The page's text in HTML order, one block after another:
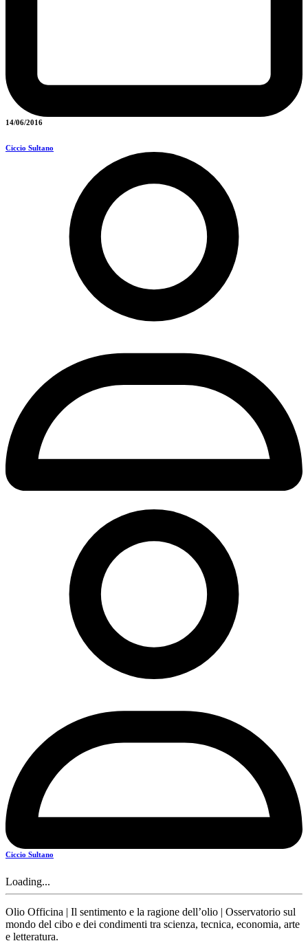
14/06/2016
Ciccio Sultano
Ciccio Sultano
Loading...
Olio Officina | Il sentimento e la ragione dell’olio | Osservatorio sul
mondo del cibo e dei condimenti tra scienza, tecnica, economia, arte
e letteratura.